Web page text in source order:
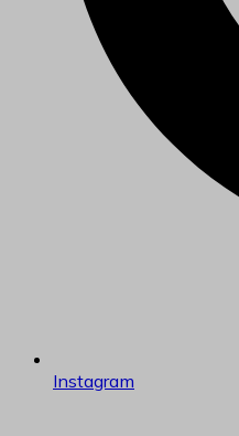
Instagram